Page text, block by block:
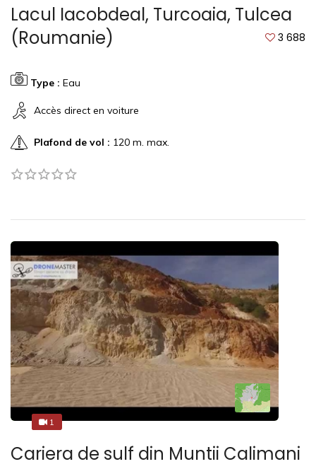
Lacul Iacobdeal, Turcoaia, Tulcea
(Roumanie)
3 688
Type : Eau
Accès direct en voiture
Plafond de vol : 120 m. max.
11
Cariera de sulf din Muntii Calimani